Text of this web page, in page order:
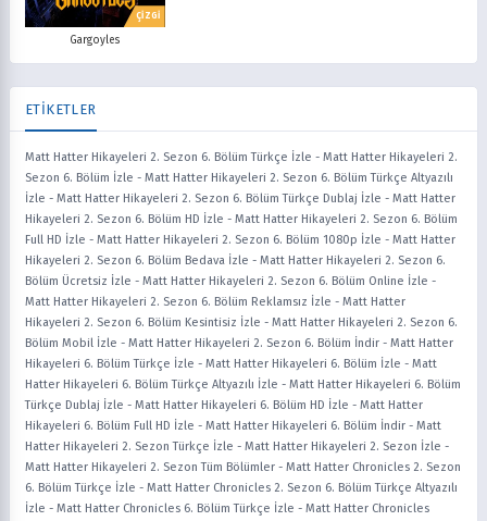
ÇİZGİ
Gargoyles
ETİKETLER
Matt Hatter Hikayeleri 2. Sezon 6. Bölüm Türkçe İzle - Matt Hatter Hikayeleri 2.
Sezon 6. Bölüm İzle - Matt Hatter Hikayeleri 2. Sezon 6. Bölüm Türkçe Altyazılı
İzle - Matt Hatter Hikayeleri 2. Sezon 6. Bölüm Türkçe Dublaj İzle - Matt Hatter
Hikayeleri 2. Sezon 6. Bölüm HD İzle - Matt Hatter Hikayeleri 2. Sezon 6. Bölüm
Full HD İzle - Matt Hatter Hikayeleri 2. Sezon 6. Bölüm 1080p İzle - Matt Hatter
Hikayeleri 2. Sezon 6. Bölüm Bedava İzle - Matt Hatter Hikayeleri 2. Sezon 6.
Bölüm Ücretsiz İzle - Matt Hatter Hikayeleri 2. Sezon 6. Bölüm Online İzle -
Matt Hatter Hikayeleri 2. Sezon 6. Bölüm Reklamsız İzle - Matt Hatter
Hikayeleri 2. Sezon 6. Bölüm Kesintisiz İzle - Matt Hatter Hikayeleri 2. Sezon 6.
Bölüm Mobil İzle - Matt Hatter Hikayeleri 2. Sezon 6. Bölüm İndir - Matt Hatter
Hikayeleri 6. Bölüm Türkçe İzle - Matt Hatter Hikayeleri 6. Bölüm İzle - Matt
Hatter Hikayeleri 6. Bölüm Türkçe Altyazılı İzle - Matt Hatter Hikayeleri 6. Bölüm
Türkçe Dublaj İzle - Matt Hatter Hikayeleri 6. Bölüm HD İzle - Matt Hatter
Hikayeleri 6. Bölüm Full HD İzle - Matt Hatter Hikayeleri 6. Bölüm İndir - Matt
Hatter Hikayeleri 2. Sezon Türkçe İzle - Matt Hatter Hikayeleri 2. Sezon İzle -
Matt Hatter Hikayeleri 2. Sezon Tüm Bölümler - Matt Hatter Chronicles 2. Sezon
6. Bölüm Türkçe İzle - Matt Hatter Chronicles 2. Sezon 6. Bölüm Türkçe Altyazılı
İzle - Matt Hatter Chronicles 6. Bölüm Türkçe İzle - Matt Hatter Chronicles